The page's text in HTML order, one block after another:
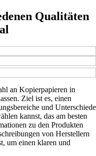
Qualitäten
an Kopierpapieren in
Ziel ist es, einen
und Unterschiede
kannst, das am besten
zu den Produkten
von Herstellern
um einen klaren und